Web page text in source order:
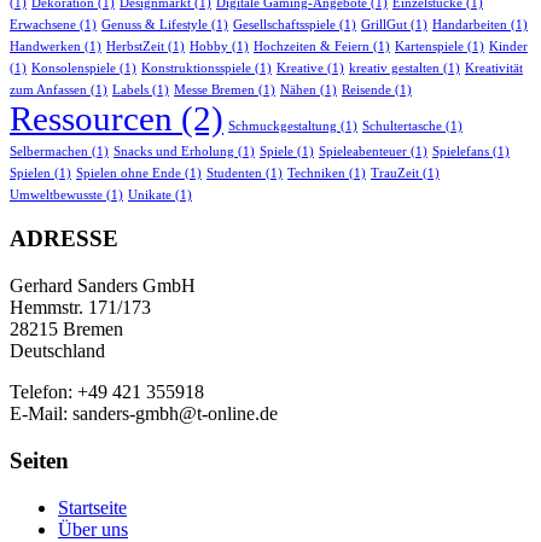
Erwachsene (1) Genuss & Lifestyle (1) Gesellschaftsspiele (1) GrillGut (1) Handarbeiten (1)
Handwerken (1) HerbstZeit (1) Hobby (1) Hochzeiten & Feiern (1) Kartenspiele (1) Kinder
(1) Konsolenspiele (1) Konstruktionsspiele (1) Kreative (1) kreativ gestalten (1) Kreativität
zum Anfassen (1) Labels (1) Messe Bremen (1) Nähen (1) Reisende (1)
Ressourcen (2) Schmuckgestaltung (1) Schultertasche (1)
Selbermachen (1) Snacks und Erholung (1) Spiele (1) Spieleabenteuer (1) Spielefans (1)
Spielen (1) Spielen ohne Ende (1) Studenten (1) Techniken (1) TrauZeit (1)
Umweltbewusste (1) Unikate (1)
ADRESSE
Gerhard Sanders GmbH
Hemmstr. 171/173
28215 Bremen
Deutschland
Telefon: +49 421 355918
E-Mail: sanders-gmbh@t-online.de
Seiten
Startseite
Über uns